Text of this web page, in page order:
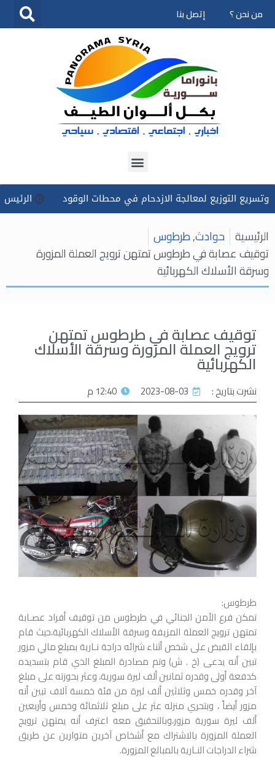
تخطى
من نحن ؟ إتصل بنا
لمعالجة الازدحام في محطات الوقود الرئيس الشرع
الرئيسية حوادث,طرطوس
توقيف عصابة في طرطوس تمتهن ترويج العملة المزورة
وسرقة الأسلاك الكهربائية
توقيف عصابة في طرطوس تمتهن
ترويج العملة المزورة وسرقة الأسلاك
الكهربائية
نشرت بتاريخ : 2023-08-03 12:40 م
طرطوس:
تمكن فرع الأمن الجنائي في طرطوس من توقيف أفراد عصـابة
تمتهن ترويج العملة المزيفة وسرقة الأسلاك الكهربائية،حيث قام
بإلقاء القبض على شخص أثناء شرائه دراجة نـارية بمبلغ مالي مزور
تبين أنه يدعى (خ . ش) وتم مصادرة المبلغ الذي قام بتسديده
كدفعة أولى وقدره ثمانين ألف ليرة سورية، وعثر بحوزته على مبلغ
آخر وقدره خمس وثلاثين ألف ليرة من فئة خمسة آلاف تبين أنه
مزور أيضاً ، وبتحري منزله عثر على مبلغ ثلاثمائة وخمس وأربعين
ألف ليرة سورية مزور،وبالتحقيق معه اعترف أنه يمتهن ترويج
العملة المزورة بالاشتراك مع أشخاص آخرين متوارين عن طريق
شراء الدراجات النـارية بالمبالغ المزورة.